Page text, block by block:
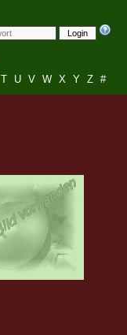
Login
T U V W X Y Z #